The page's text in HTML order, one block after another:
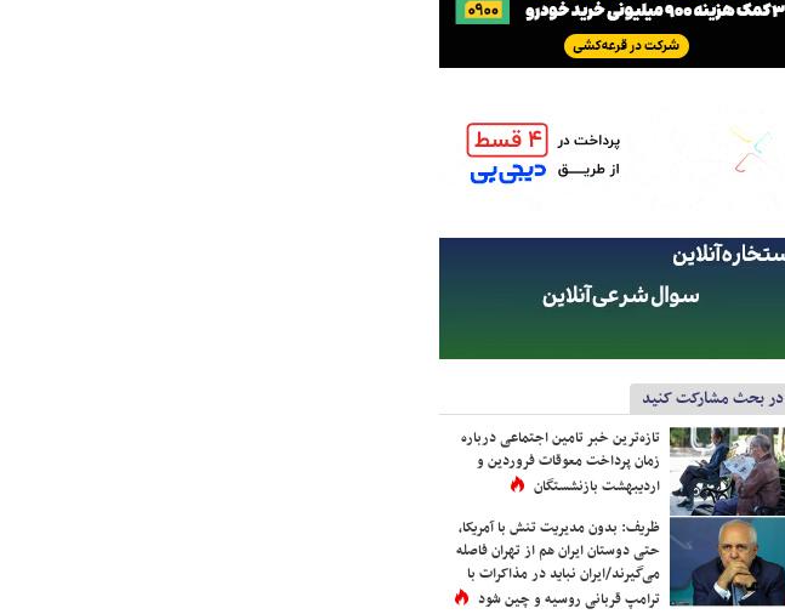
در بحث مشارکت کنید
تازه‌ترین خبر تامین اجتماعی درباره
زمان پرداخت معوقات فروردین و
اردیبهشت بازنشستگان
ظریف: بدون مدیریت تنش با آمریکا،
حتی دوستان ایران هم از تهران فاصله
می‌گیرند/ایران نباید در مذاکرات با
ترامپ قربانی روسیه و چین شود